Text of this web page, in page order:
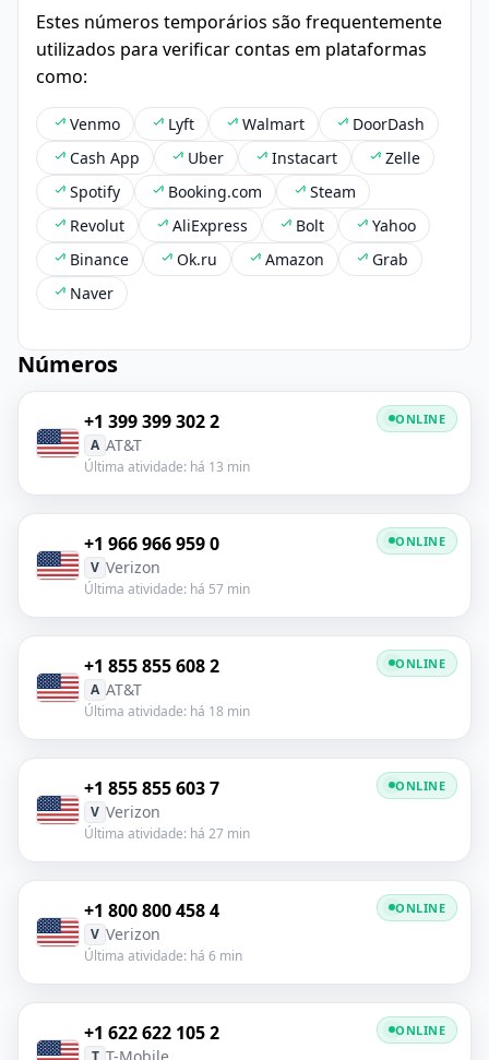
Estes números temporários são frequentemente
utilizados para verificar contas em plataformas
como:
Venmo Lyft Walmart
DoorDash
Cash App
Uber Instacart
Zelle
Spotify
Booking.com
Steam
Revolut
AliExpress Bolt
Yahoo
Binance
Ok.ru Amazon
Grab
Naver
Números
+1 399 399 302 2
A AT&T
Última atividade: há 13 min
ONLINE
+1 966 966 959 0
V Verizon
Última atividade: há 57 min
ONLINE
+1 855 855 608 2
A AT&T
Última atividade: há 18 min
ONLINE
+1 855 855 603 7
V Verizon
Última atividade: há 27 min
ONLINE
+1 800 800 458 4
V Verizon
Última atividade: há 6 min
ONLINE
+1 622 622 105 2
T T-Mobile
ONLINE